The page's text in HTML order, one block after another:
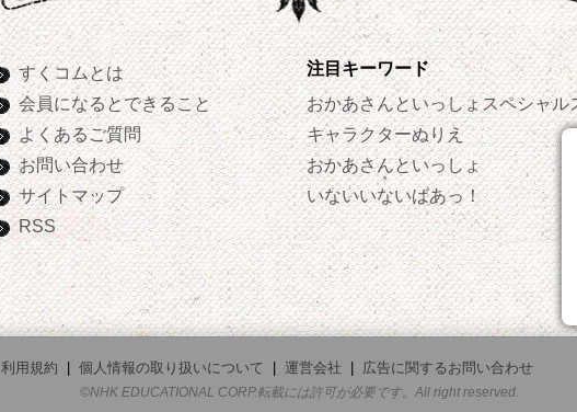
すくコムとは
会員になるとできること
よくあるご質問
お問い合わせ
サイトマップ
RSS
注目キーワード
おかあさんといっしょスペシャル
キャラクターぬりえ
おかあさんといっしょ
いないいないばあっ！
利用規約 個人情報の取り扱いについて 運営会社
広告に関するお問い合わせ
©NHK EDUCATIONAL CORP.転載には許可が必要です。All right reserved.